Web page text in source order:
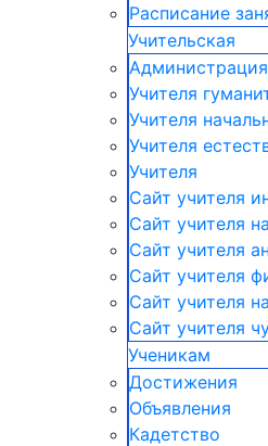
Расписание
Учительская
Учителя
Учителя
Учителя
Учителя
Cайт учителя
Сайт учителя
Сайт учителя
Сайт учителя
Сайт учителя
Сайт учителя
Ученикам
Достижения
Объявления
Кадетство